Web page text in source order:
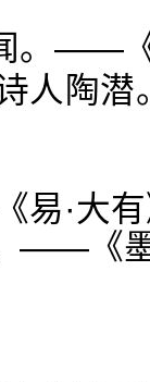
。——
人陶潜
易·大
——《